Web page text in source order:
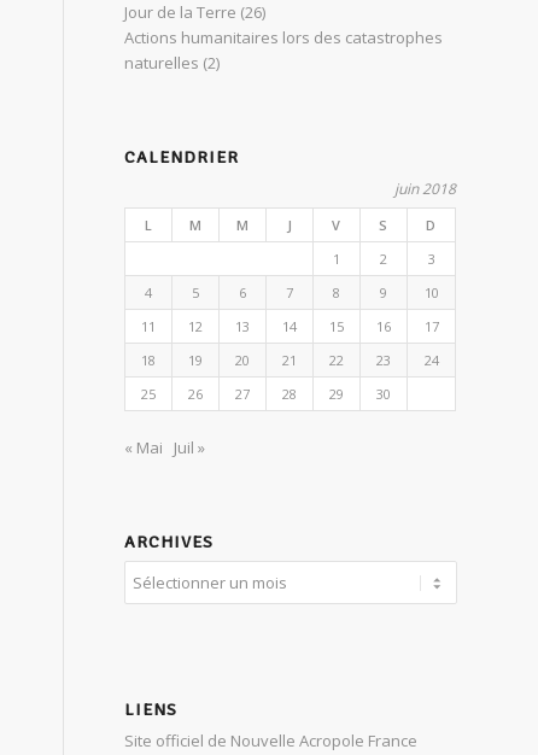
Jour de la Terre (26)
Actions humanitaires lors des catastrophes
naturelles (2)
CALENDRIER
juin 2018
L M M J V S
D
1
2
3
4
5 6 7 8 9
10
11
12 13 14 15 16
17
18
19 20 21 22 23
24
25
26 27 28 29 30
« Mai Juil »
ARCHIVES
LIENS
Site officiel de Nouvelle Acropole France